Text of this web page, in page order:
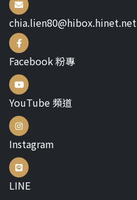
chia.lien80@hibox.hinet.net
Facebook 粉專
YouTube 頻道
Instagram
LINE